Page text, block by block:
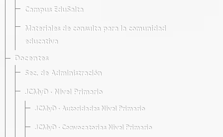
Campus EduSalta
Materiales de consulta para la comunidad
educativa
Docentes
Sec. de Administración
JCMyD · Nivel Primario
JCMyD · Autoridades Nivel Primario
JCMyD · Convocatorias Nivel Primario